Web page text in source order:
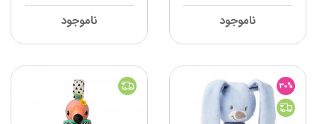
ناموجود ناموجود
30%